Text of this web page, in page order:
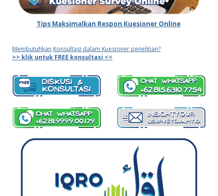
Tips Maksimalkan Respon Kuesioner Online
Membutuhkan Konsultasi dalam Kuesioner penelitian?
>> klik untuk FREE konsultasi <<